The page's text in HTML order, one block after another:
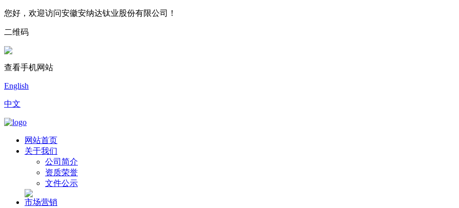
您好，欢迎访问安徽安纳达钛业股份有限公司！​
二维码
查看手机网站
English
中文
网站首页
关于我们
公司简介
资质荣誉
文件公示
市场营销